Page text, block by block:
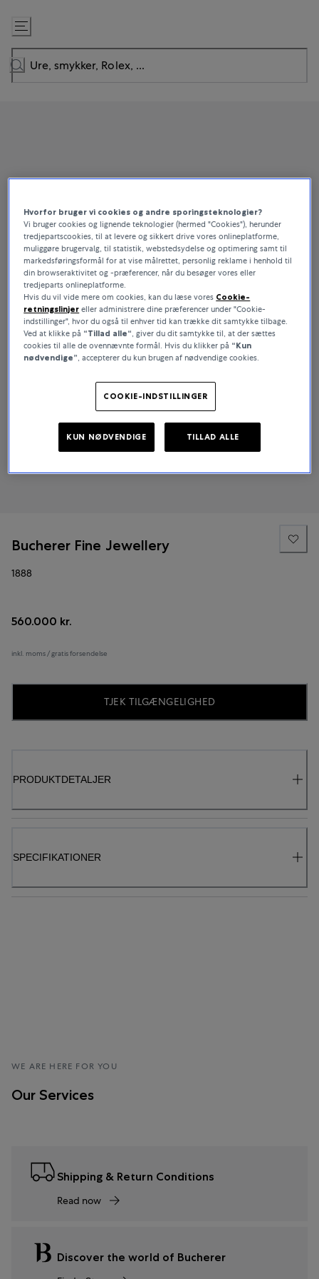
Gå
til
indhold
Bucherer Fine Jewellery
1888
560.000 kr.
inkl. moms / gratis forsendelse
TJEK TILGÆNGELIGHED
PRODUKTDETALJER
SPECIFIKATIONER
WE ARE HERE FOR YOU
Our Services
Shipping & Return Conditions
Read now
Discover the world of Bucherer
Hvorfor bruger vi cookies og andre sporingsteknologier?
Vi bruger cookies og lignende teknologier (hermed "Cookies"), herunder
tredjepartscookies, til at levere og sikkert drive vores onlineplatforme,
muliggøre brugervalg, til statistik, webstedsydelse og optimering samt til
markedsføringsformål for at vise målrettet, personlig reklame i henhold til
din browseraktivitet og -præferencer, når du besøger vores eller
tredjeparts onlineplatforme.
Hvis du vil vide mere om cookies, kan du læse vores Cookie-
retningslinjer eller administrere dine præferencer under "Cookie-
indstillinger", hvor du også til enhver tid kan trække dit samtykke tilbage.
Ved at klikke på “Tillad alle“ , giver du dit samtykke til, at der sættes
cookies til alle de ovennævnte formål. Hvis du klikker på “Kun
nødvendige” , accepterer du kun brugen af nødvendige cookies.
COOKIE-INDSTILLINGER
KUN NØDVENDIGE TILLAD ALLE